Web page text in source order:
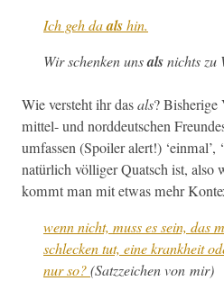
Ich geh daalshin.
Wir schenken unsalsnichts zu
Wie ver­ste­ht ihr dasals? Bish­erige
mit­tel- und nord­deutschen
umfassen (Spoil­er alert!) ‘ein­mal’,
natür­lich völ­liger Quatsch ist, also
kommt man mit etwas mehr
wenn nicht, muss es sein, das
schleck­en tut, eine krankheit
nur so?(Satzze­ichen von mir)